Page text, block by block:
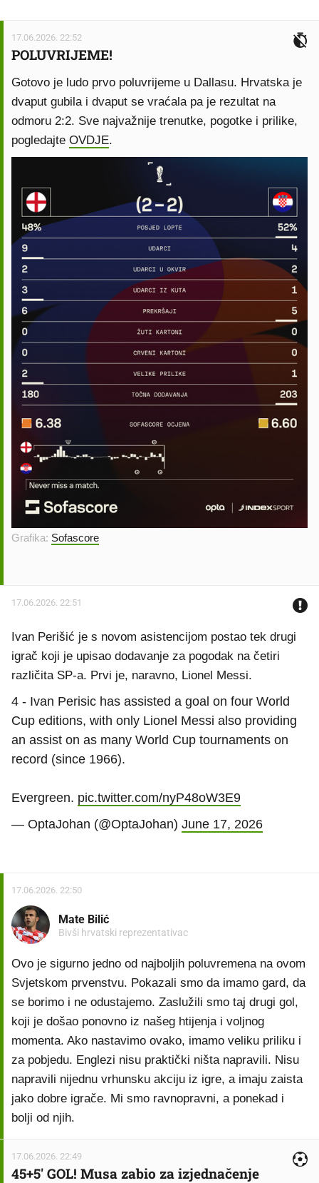
17.06.2026. 22:52
POLUVRIJEME!
Gotovo je ludo prvo poluvrijeme u Dallasu. Hrvatska je
dvaput gubila i dvaput se vraćala pa je rezultat na
odmoru 2:2. Sve najvažnije trenutke, pogotke i prilike,
pogledajte OVDJE.
Grafika: Sofascore
17.06.2026. 22:51
Ivan Perišić je s novom asistencijom postao tek drugi
igrač koji je upisao dodavanje za pogodak na četiri
različita SP-a. Prvi je, naravno, Lionel Messi.
4 - Ivan Perisic has assisted a goal on four World
Cup editions, with only Lionel Messi also providing
an assist on as many World Cup tournaments on
record (since 1966).
Evergreen. pic.twitter.com/nyP48oW3E9
— OptaJohan (@OptaJohan) June 17, 2026
17.06.2026. 22:50
Mate Bilić
Bivši hrvatski reprezentativac
Ovo je sigurno jedno od najboljih poluvremena na ovom
Svjetskom prvenstvu. Pokazali smo da imamo gard, da
se borimo i ne odustajemo. Zaslužili smo taj drugi gol,
koji je došao ponovno iz našeg htijenja i voljnog
momenta. Ako nastavimo ovako, imamo veliku priliku i
za pobjedu. Englezi nisu praktički ništa napravili. Nisu
napravili nijednu vrhunsku akciju iz igre, a imaju zaista
jako dobre igrače. Mi smo ravnopravni, a ponekad i
bolji od njih.
17.06.2026. 22:49
45+5' GOL! Musa zabio za izjednačenje